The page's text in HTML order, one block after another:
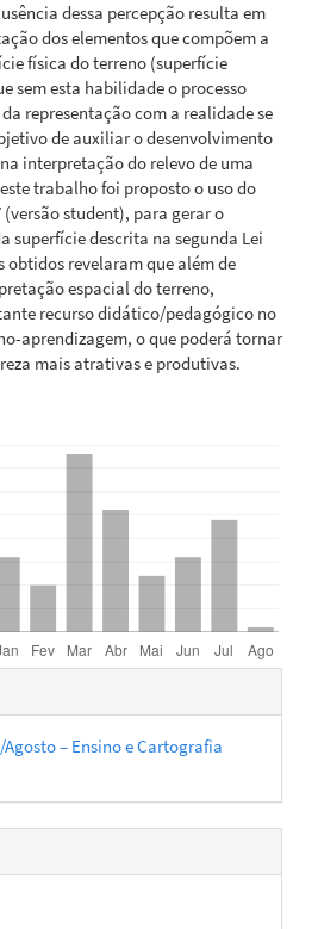
dessa percepção resulta em
dos elementos que compõem a
física do terreno (superfície
sem esta habilidade o processo
representação com a realidade se
de auxiliar o desenvolvimento
interpretação do relevo de uma
trabalho foi proposto o uso do
student), para gerar o
superfície descrita na segunda Lei
obtidos revelaram que além de
espacial do terreno,
recurso didático/pedagógico no
aprendizagem, o que poderá tornar
mais atrativas e produtivas.
Agosto – Ensino e Cartografia